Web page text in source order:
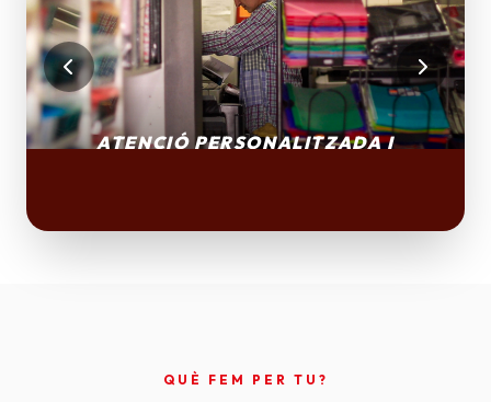
QUÈ FEM PER TU?